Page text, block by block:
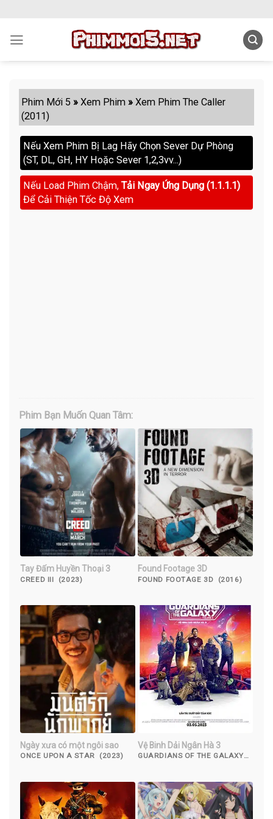
content
Phim Mới 5 »Xem Phim »Xem Phim The Caller
(2011)
Nếu Xem Phim Bị Lag Hãy Chọn Sever Dự Phòng
(ST, DL, GH, HY Hoặc Sever 1,2,3vv...)
Nếu Load Phim Chậm, Tải Ngay Ứng Dụng (1.1.1.1)
Để Cải Thiện Tốc Độ Xem
Phim Bạn Muốn Quan Tâm:
Tay Đấm Huyền Thoại 3
CREED III (2023)
Found Footage 3D
FOUND FOOTAGE 3D (2016)
Ngày xưa có một ngôi sao
ONCE UPON A STAR (2023)
Vệ Binh Dải Ngân Hà 3
GUARDIANS OF THE GALAXY